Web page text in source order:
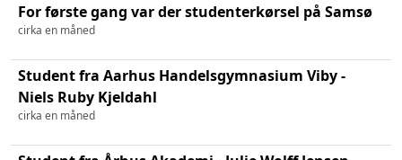
For første gang var der studenterkørsel på Samsø
cirka en måned
Student fra Aarhus Handelsgymnasium Viby -
Niels Ruby Kjeldahl
cirka en måned